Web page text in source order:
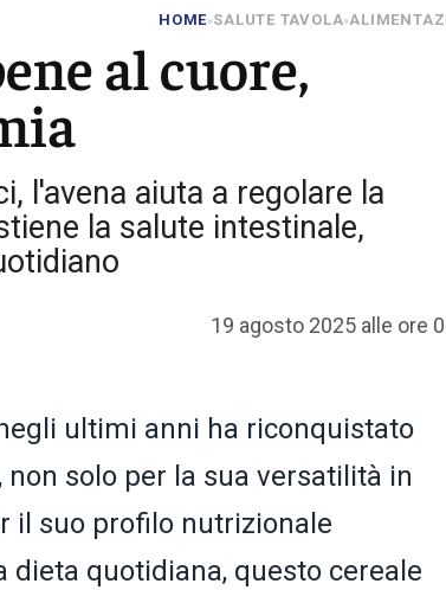
HOME»SALUTE TAVOLA»
al cuore,
l'avena aiuta a regolare la
la salute intestinale,
19 agosto 2025 alle ore
ultimi anni ha riconquistato
solo per la sua versatilità in
il suo profilo nutrizionale
quotidiana, questo cereale